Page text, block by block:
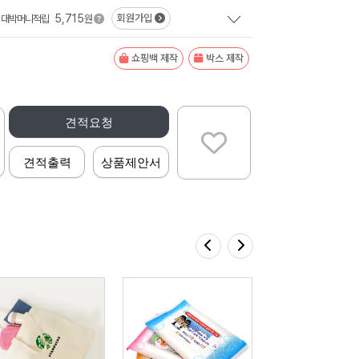
대박머니적립 5,715원 회원가입
쇼핑백 제작 박스 제작
견적요청
견적출력 상품제안서